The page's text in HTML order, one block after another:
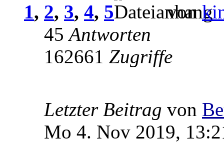
1, 2, 3, 4, 5 von
45Antworten
162661 Zugriffe
Letzter Beitrag von
Mo 4. Nov 2019,